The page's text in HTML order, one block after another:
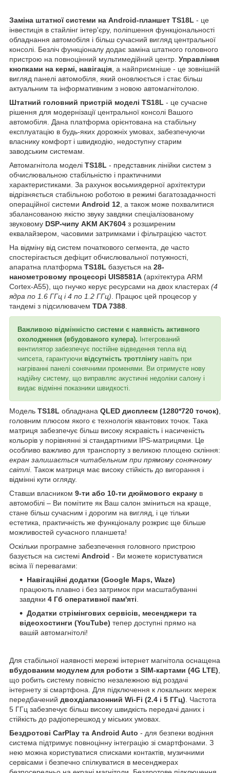
Заміна штатної системи на Android-планшет TS18L - це
інвестиція в стайлінг інтер'єру, поліпшення функціональності
обладнання автомобіля і більш сучасний вигляд центральної
консолі. Безліч функціоналу додає заміна штатного головного
пристрою на повноцінний мультимедійний центр. Управління
кнопками на кермі, навігація, а найприємніше - це зовнішній
вигляд панелі автомобіля, який оновлюється і стає більш
актуальним та інформативним з новою автомагнітолою.
Штатний головний пристрій моделі TS18L - це сучасне
рішення для модернізації центральної консолі Вашого
автомобіля. Дана платформа орієнтована на стабільну
експлуатацію в будь-яких дорожніх умовах, забезпечуючи
власнику комфорт і швидкодію, недоступну старим
заводським системам.
Автомагнітола моделі TS18L - представник лінійки систем з
обчислювальною стабільністю і практичними
характеристиками. За рахунок восьмиядерної архітектури
відрізняється стабільною роботою в режимі багатозадачності
операційної системи Android 12, а також може похвалитися
збалансованою якістю звуку завдяки спеціалізованому
звуковому DSP-чипу AKM AK7604 з розширеним
еквалайзером, часовими затримками і фільтрацією частот.
На відміну від систем початкового сегмента, де часто
спостерігається дефіцит обчислювальної потужності,
апаратна платформа TS18L базується на 28-
нанометровому процесорі UIS8581A (архітектура ARM
Cortex-A55), що гнучко керує ресурсами на двох кластерах (4
ядра по 1.6 ГГц і 4 по 1.2 ГГц). Працює цей процесор у
тандемі з підсилювачем TDA 7388.
Важливою відмінністю системи є наявність активного
охолодження (вбудованого кулера). Інтегрований
вентилятор забезпечує постійне відведення тепла від
чипсета, гарантуючи відсутність троттлінгу навіть при
нагріванні панелі сонячними променями. Ви отримуєте нову
надійну систему, що виправляє акустичні недоліки салону і
видає відмінні показники швидкості.
Модель TS18L обладнана QLED дисплеєм (1280*720 точок),
головним плюсом якого є технологія квантових точок. Така
матриця забезпечує більш високу яскравість і насиченість
кольорів у порівнянні зі стандартними IPS-матрицями. Це
особливо важливо для транспорту з великою площею скління:
екран залишається читабельним при прямому сонячному
світлі. Також матриця має високу стійкість до вигорання і
відмінні кути огляду.
Ставши власником 9-ти або 10-ти дюймового екрану в
автомобілі – Ви помітите як Ваш салон зміниться на краще,
стане більш сучасним і дорогим на вигляд, і це тільки
естетика, практичність же функціоналу розкриє ще більше
можливостей сучасного планшета!
Оскільки програмне забезпечення головного пристрою
базується на системі Android - Ви можете користуватися
всіма її перевагами:
Навігаційні додатки (Google Maps, Waze)
працюють плавно і без затримок при масштабуванні
завдяки 4 Гб оперативної пам'яті.
Додатки стрімінгових сервісів, месенджери та
відеохостинги (YouTube) тепер доступні прямо на
вашій автомагнітолі!
Для стабільної наявності мережі інтернет магнітола оснащена
вбудованим модулем для роботи з SIM-картами (4G LTE),
що робить систему повністю незалежною від роздачі
інтернету зі смартфона. Для підключення к локальних мереж
передбачений двохдіапазонний Wi-Fi (2.4 і 5 ГГц). Частота
5 ГГц забезпечує більш високу швидкість передачі даних і
стійкість до радіоперешкод у міських умовах.
Бездротові CarPlay та Android Auto - для безпеки водіння
система підтримує повноцінну інтеграцію зі смартфонами. З
нею можна користуватися списками контактів, музичними
сервісами і безпечно спілкуватися в месенджерах